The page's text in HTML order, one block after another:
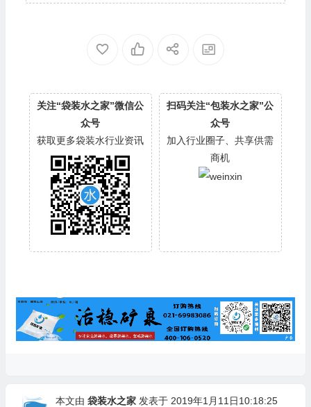
关注“袋装水之家”微信公
众号
获取更多袋装水行业资讯
扫码关注“包装水之家”公
众号
加入行业圈子、共享供需
商机
本文由 袋装水之家发表于 2019年1月11日10:18:25